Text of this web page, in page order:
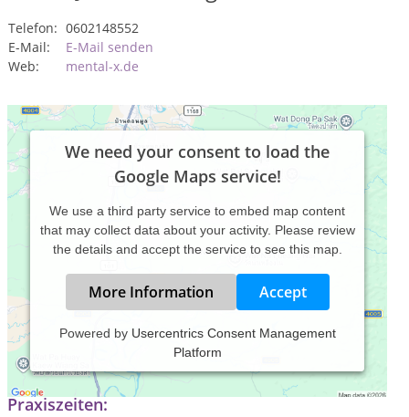
Telefon: 0602148552
E-Mail:
E-Mail senden
Web:
mental-x.de
We need your consent to load the
Google Maps service!
We use a third party service to embed map content
that may collect data about your activity. Please review
the details and accept the service to see this map.
More Information Accept
Powered by Usercentrics Consent Management
Platform
Siehe mental-x.de
Praxiszeiten: